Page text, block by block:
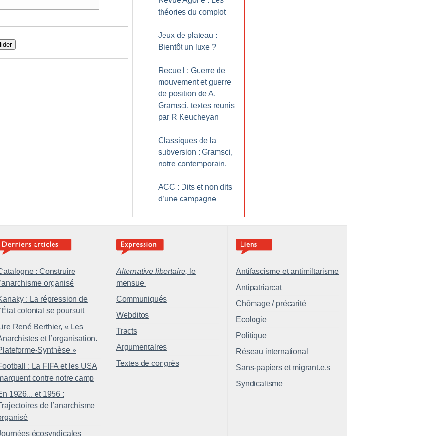
théories du complot
Jeux de plateau :
Bientôt un luxe ?
Recueil : Guerre de
mouvement et guerre
de position de A.
Gramsci, textes réunis
par R Keucheyan
Classiques de la
subversion : Gramsci,
notre contemporain.
ACC : Dits et non dits
d’une campagne
: Construire
organisé
: La répression de
colonial se poursuit
René Berthier, « Les
et l’organisation.
Synthèse »
: La FIFA et les USA
contre notre camp
1926... et 1956 :
de l’anarchisme
écosyndicales
Alternative libertaire, le
mensuel
Communiqués
Webditos
Tracts
Argumentaires
Textes de congrès
Antifascisme et antimiltarisme
Antipatriarcat
Chômage / précarité
Ecologie
Politique
Réseau international
Sans-papiers et migrant.e.s
Syndicalisme